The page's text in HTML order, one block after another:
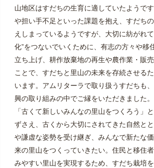
山地区はすだちの生育に適していたようで
や担い手不足といった課題を抱え、すだち
えしまっているようですが、大切に紡がれ
化”をつないでいくために、有志の方々や移
立ち上げ、耕作放棄地の再生や農作業・販
ことで、すだちと里山の未来を存続させる
います。アムリターラで取り扱うすだちも
興の取り組みの中でご縁をいただきました。
「古くて新しいみんなの里山をつくろう」
ずさえ、古くから大切にされてきた自然と
や謙虚な姿勢を受け継ぎ、みんなで新たな
来の里山をつくっていきたい。住民と移住
みやすい里山を実現するため、すだち栽培